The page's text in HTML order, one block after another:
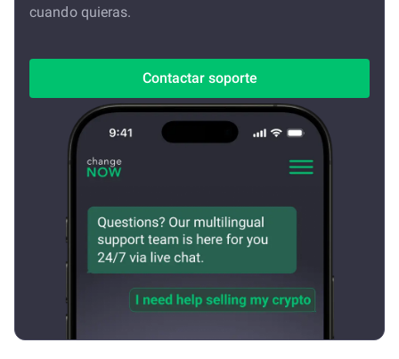
cuando quieras.
Contactar soporte